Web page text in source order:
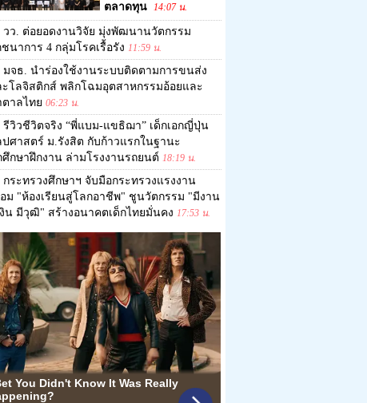
ตลาดทุน 14:07 น.
วว. ต่อยอดงานวิจัย มุ่งพัฒนานวัตกรรม
ชนาการ 4 กลุ่มโรคเรื้อรัง 11:59 น.
มจธ. นำร่องใช้งานระบบติดตามการขนส่ง
ะโลจิสติกส์ พลิกโฉมอุตสาหกรรมอ้อยและ
าลไทย 06:23 น.
รีวิวชีวิตจริง “พี่แบม-แขธิฌา” เด็กเอกญี่ปุ่น
ศาสตร์ ม.รังสิต กับก้าวแรกในฐานะ
กษาฝึกงาน ล่ามโรงงานรถยนต์ 18:19 น.
กระทรวงศึกษาฯ จับมือกระทรวงแรงงาน
อม "ห้องเรียนสู่โลกอาชีพ" ชูนวัตกรรม "มีงาน
น มีวุฒิ" สร้างอนาคตเด็กไทยมั่นคง 17:53 น.